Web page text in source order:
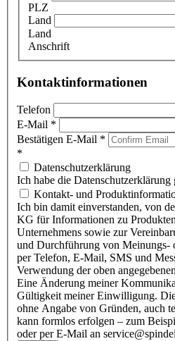
PLZ
Land
Land
Anschrift
Kontaktinformationen
Telefon
E-Mail *
Bestätigen E-Mail *
*
Datenschutzerklärung
Ich habe die Datenschutzerklärung
Kontakt- und
Ich bin damit einverstanden, von
KG für Informationen zu
Unternehmens sowie zur
und Durchführung von Meinungs-
per Telefon, E-Mail, SMS und
Verwendung der oben
Eine Änderung meiner
Gültigkeit meiner Einwilligung.
ohne Angabe von Gründen, auch
kann formlos erfolgen – zum
oder per E-Mail an